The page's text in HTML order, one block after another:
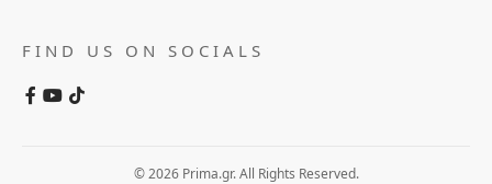
FIND US ON SOCIALS
© 2026 Prima.gr. All Rights Reserved.